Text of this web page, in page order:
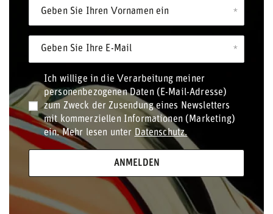
Geben Sie Ihren Vornamen ein
Geben Sie Ihre E-Mail
Ich willige in die Verarbeitung meiner
personenbezogenen Daten (E-Mail-Adresse)
zum Zweck der Zusendung eines Newsletters
mit kommerziellen Informationen (Marketing)
ein. Mehr lesen unter Datenschutz.
ANMELDEN